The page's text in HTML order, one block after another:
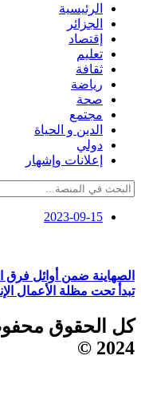
الرئيسية
الجزائر
إقتصاد
تعليم
ثقافة
رياضة
صحة
مجتمع
الدين و الحياة
دولي
إعلانات وإشهار
2023-09-15
الصهاينة ضمن أوائل فرق
تبدأ تحت مظلة الأعمال
كل الحقوق
2024 ©